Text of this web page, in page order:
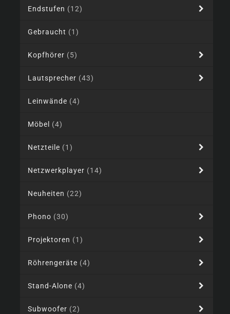
Endstufen (12)
Gebraucht (1)
Kopfhörer (5)
Lautsprecher (43)
Leinwände (4)
Möbel (4)
Netzteile (1)
Netzwerkplayer (14)
Neuheiten (22)
Phono (30)
Projektoren (1)
Röhrengeräte (4)
Stand-Alone (4)
Subwoofer (2)